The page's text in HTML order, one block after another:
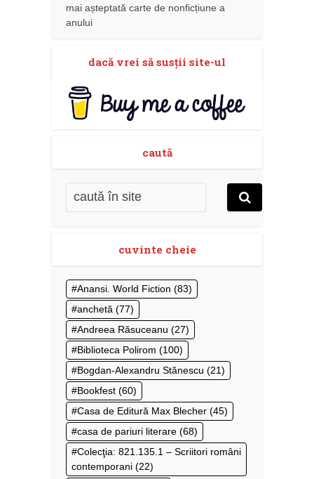
mai așteptată carte de nonficțiune a
anului
dacă vrei să susţii site-ul
caută
cuvinte cheie
Anansi. World Fiction (83)
anchetă (77)
Andreea Răsuceanu (27)
Biblioteca Polirom (100)
Bogdan-Alexandru Stănescu (21)
Bookfest (60)
Casa de Editură Max Blecher (45)
casa de pariuri literare (68)
Colecţia: 821.135.1 – Scriitori români
contemporani (22)